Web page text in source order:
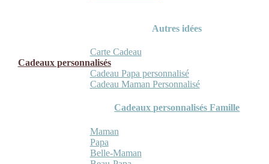
Autres idées
Carte Cadeau
Cadeaux personnalisés
Cadeau Papa personnalisé
Cadeau Maman Personnalisé
Cadeaux personnalisés Famille
Maman
Papa
Belle-Maman